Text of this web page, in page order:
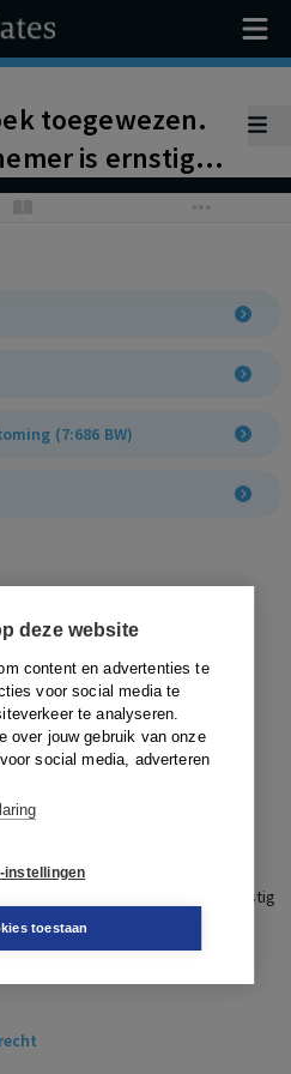
deze website
content en advertenties te
voor social media te
te analyseren.
over jouw gebruik van onze
social media, adverteren
instellingen
toestaan
toegewezen.
is ernstig
(7:686 BW)
werkneemster
7:669 BW; 7:671b BW; 7:673 BW;
onrechtmatig gebruik, ernstig